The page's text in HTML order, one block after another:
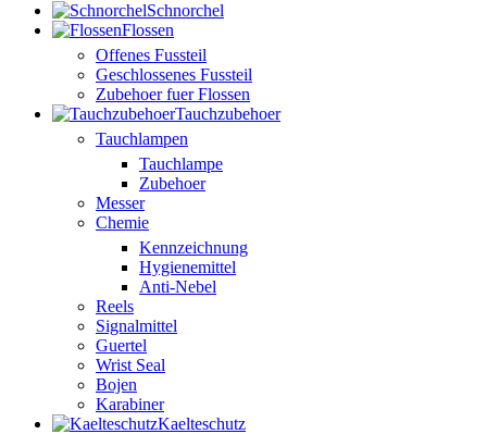
Schnorchel
Flossen
Offenes Fussteil
Geschlossenes Fussteil
Zubehoer fuer Flossen
Tauchzubehoer
Tauchlampen
Tauchlampe
Zubehoer
Messer
Chemie
Kennzeichnung
Hygienemittel
Anti-Nebel
Reels
Signalmittel
Guertel
Wrist Seal
Bojen
Karabiner
Kaelteschutz